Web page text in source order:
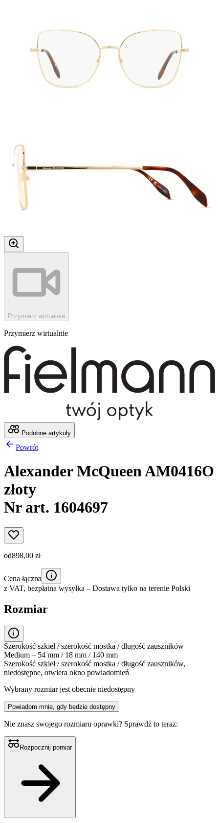
Przymierz wirtualnie
Przymierz wirtualnie
Podobne artykuły
Powrót
Alexander McQueen AM0416O
złoty
Nr art. 1604697
od898,00 zł
Cena łączna
z VAT, bezpłatna wysyłka – Dostawa tylko na terenie Polski
Rozmiar
Szerokość szkieł / szerokość mostka / długość zauszników
Medium – 54 mm / 18 mm / 140 mm
Szerokość szkieł / szerokość mostka / długość zauszników,
niedostępne, otwiera okno powiadomień
Wybrany rozmiar jest obecnie niedostępny
Powiadom mnie, gdy będzie dostępny
Nie znasz swojego rozmiaru oprawki? Sprawdź to teraz:
Rozpocznij pomiar